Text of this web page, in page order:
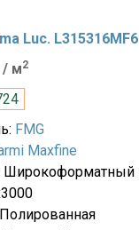
Luc. L315316MF6
/ м2
FMG
Maxfine
Широкоформатный